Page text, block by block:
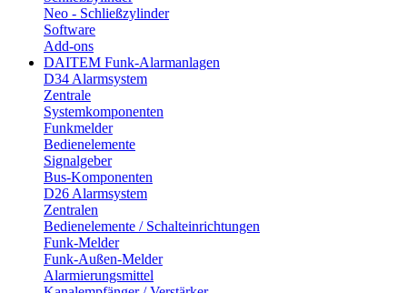
Neo - Schließzylinder
Software
Add-ons
DAITEM Funk-Alarmanlagen
D34 Alarmsystem
Zentrale
Systemkomponenten
Funkmelder
Bedienelemente
Signalgeber
Bus-Komponenten
D26 Alarmsystem
Zentralen
Bedienelemente / Schalteinrichtungen
Funk-Melder
Funk-Außen-Melder
Alarmierungsmittel